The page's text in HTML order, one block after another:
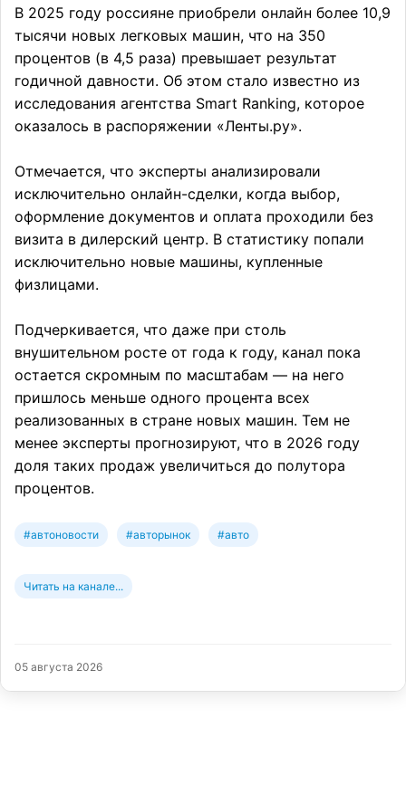
В 2025 году россияне приобрели онлайн более 10,9
тысячи новых легковых машин, что на 350
процентов (в 4,5 раза) превышает результат
годичной давности. Об этом стало известно из
исследования агентства Smart Ranking, которое
оказалось в распоряжении «Ленты.ру».
Отмечается, что эксперты анализировали
исключительно онлайн-сделки, когда выбор,
оформление документов и оплата проходили без
визита в дилерский центр. В статистику попали
исключительно новые машины, купленные
физлицами.
Подчеркивается, что даже при столь
внушительном росте от года к году, канал пока
остается скромным по масштабам — на него
пришлось меньше одного процента всех
реализованных в стране новых машин. Тем не
менее эксперты прогнозируют, что в 2026 году
доля таких продаж увеличиться до полутора
процентов.
#автоновости #авторынок #авто
Читать на канале...
05 августа 2026